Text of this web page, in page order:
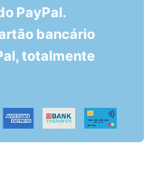
PayPal.
bancário
totalmente